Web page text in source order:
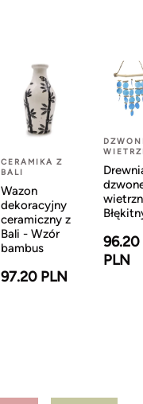
CERAMIKA Z
BALI
Wazon
dekoracyjny
ceramiczny z
Bali - Wzór
bambus
97.20 PLN
96.20
PLN